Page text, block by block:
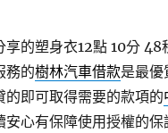
享的塑身衣12點 10分 48
務的樹林汽車借款是最優
的即可取得需要的款項的
安心有保障使用授權的